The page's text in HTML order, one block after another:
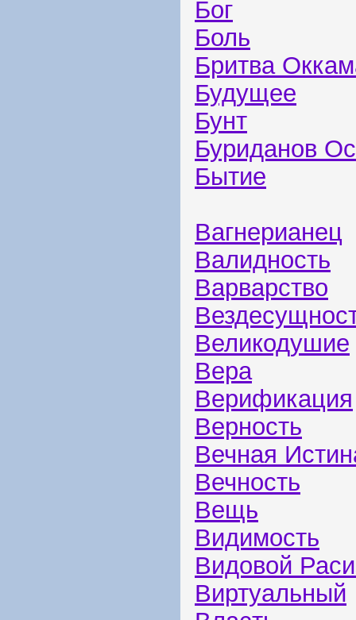
Бог
Боль
Бритва
Будущее
Бунт
Буриданов
Бытие
Вагнерианец
Валидность
Варварство
Великодушие
Вера
Верификация
Верность
Вечная
Вечность
Вещь
Видимость
Видовой
Виртуальный